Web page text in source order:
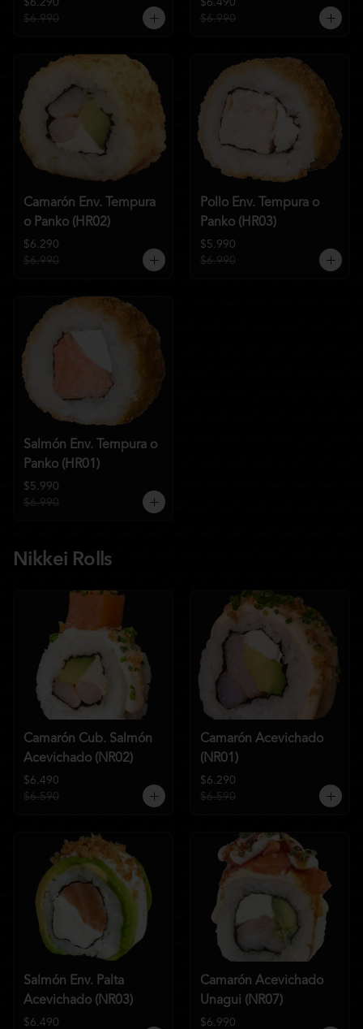
$6.290
$6.990
$6.490
$6.990
Camarón Env. Tempura
o Panko (HR02)
$6.290
$6.990
Pollo Env. Tempura o
Panko (HR03)
$5.990
$6.990
Salmón Env. Tempura o
Panko (HR01)
$5.990
$6.990
Nikkei Rolls
Camarón Cub. Salmón
Acevichado (NR02)
$6.490
$6.590
Camarón Acevichado
(NR01)
$6.290
$6.590
Salmón Env. Palta
Acevichado (NR03)
$6.490
Camarón Acevichado
Unagui (NR07)
$6.990